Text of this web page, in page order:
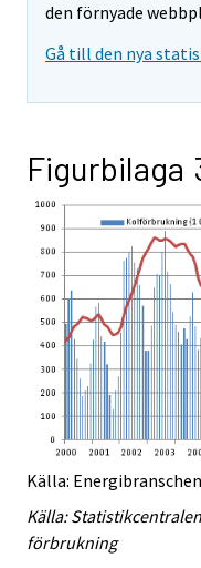
den förnyade
Gå till den nya
Figurbilaga
Källa:
Källa:
förbrukning